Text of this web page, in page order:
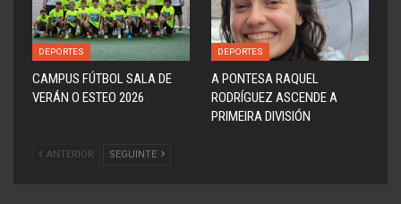
DEPORTES
CAMPUS FÚTBOL SALA DE
VERÁN O ESTEO 2026
DEPORTES
A PONTESA RAQUEL
RODRÍGUEZ ASCENDE A
PRIMEIRA DIVISIÓN
ANTERIOR SEGUINTE